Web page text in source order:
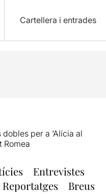
Cartellera i entrades
per a ‘Alícia al
Romea
Entrevistes
Reportatges
Breus